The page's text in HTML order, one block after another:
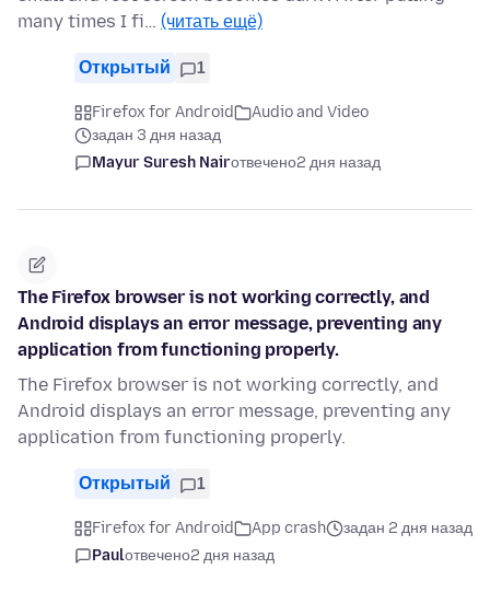
many times I fi… (читать ещё)
Открытый 1
Firefox for Android
Audio and Video
задан 3 дня назад
Mayur Suresh Nairотвечено2 дня назад
The Firefox browser is not working correctly, and
Android displays an error message, preventing any
application from functioning properly.
The Firefox browser is not working correctly, and
Android displays an error message, preventing any
application from functioning properly.
Открытый 1
Firefox for Android App crash
задан 2 дня назад
Paulотвечено2 дня назад